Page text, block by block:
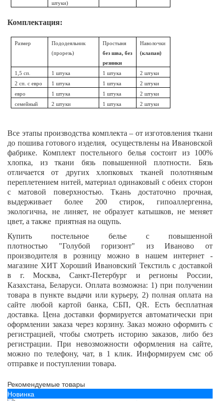
штуки)
Комплектация:
Размер
Пододеяльник
(прорезь)
Простыня
без шва, без
резинки
Наволочки
(клапан)
1,5 сп. 1 штука 1 штука
2 штуки
2 сп. с евро
1 штука 1 штука
2 штуки
евро
1 штука 1 штука
2 штуки
семейный
2 штуки 1 штука 2 штуки
Все этапы производства комплекта – от изготовления ткани
до пошива готового изделия, осуществлены на Ивановской
фабрике. Комплект постельного белья состоит из 100%
хлопка, из ткани бязь повышенной плотности. Бязь
отличается от других хлопковых тканей полотняным
переплетением нитей, материал одинаковый с обеих сторон
с матовой поверхностью. Ткань достаточно прочная,
выдерживает более 200 стирок, гипоаллергенна,
экологична, не линяет, не образует катышков, не меняет
цвет, а также приятная на ощупь.
Купить постельное белье с повышенной
плотностью "Голубой горизонт" из Иваново от
производителя в розницу можно в нашем интернет -
магазине ХИТ Хороший Ивановский Текстиль с доставкой
в г. Москва, Санкт-Петербург и регионы России,
Казахстана, Беларуси. Оплата возможна: 1) при получении
товара в пункте выдачи или курьеру, 2) полная оплата на
сайте любой картой банка, СБП,QR. Есть бесплатная
доставка. Цена доставки формируется автоматически при
оформлении заказа через корзину. Заказ можно оформить с
регистрацией, чтобы смотреть историю заказов, либо без
регистрации. При невозможности оформления на сайте,
можно по телефону, чат, в 1 клик. Информируем смс об
отправке и поступлении товара.
Рекомендуемые товары
Новинка